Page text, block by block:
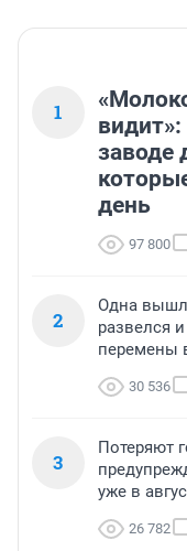
1
заводе
день
97 800
2
Одна
развелся
перемены
30 536
3
Потеряют
уже в
26 782